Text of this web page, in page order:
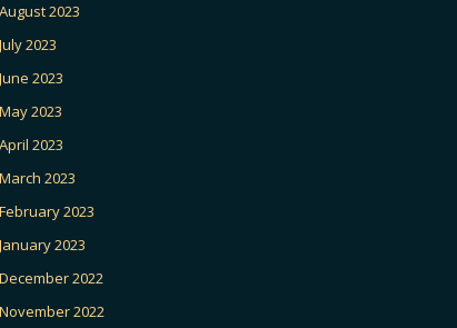
August 2023
July 2023
June 2023
May 2023
April 2023
March 2023
February 2023
January 2023
December 2022
November 2022